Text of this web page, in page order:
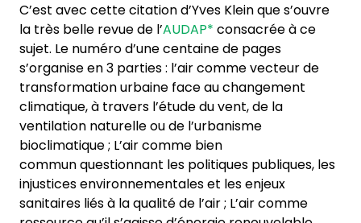
C’est avec cette citation d’Yves Klein que s’ouvre
la très belle revue de l’AUDAP* consacrée à ce
sujet. Le numéro d’une centaine de pages
s’organise en 3 parties : l’air comme vecteur de
transformation urbaine face au changement
climatique, à travers l’étude du vent, de la
ventilation naturelle ou de l’urbanisme
bioclimatique ; L’air comme bien
commun questionnant les politiques publiques, les
injustices environnementales et les enjeux
sanitaires liés à la qualité de l’air ; L’air comme